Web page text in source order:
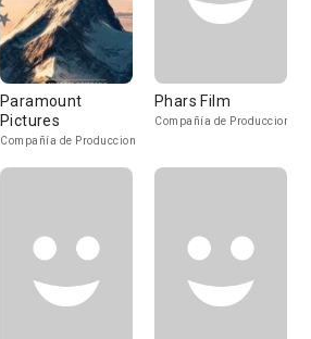
Paramount
Pictures
Compañía de Produccion
Phars Film
Compañía de Produccion